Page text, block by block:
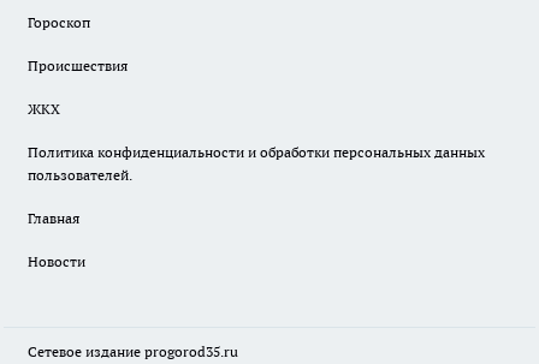
Гороскоп
Происшествия
ЖКХ
Политика конфиденциальности и обработки персональных данных
пользователей.
Главная
Новости
Сетевое издание progorod35.ru